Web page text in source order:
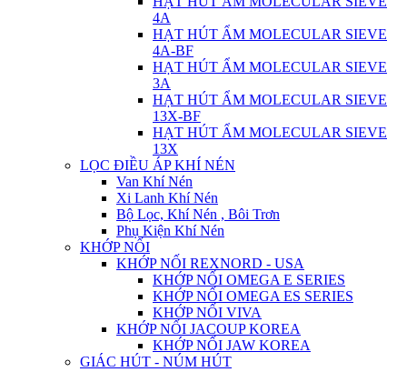
4A
HẠT HÚT ẨM MOLECULAR SIEVE
4A-BF
HẠT HÚT ẨM MOLECULAR SIEVE
3A
HẠT HÚT ẨM MOLECULAR SIEVE
13X-BF
HẠT HÚT ẨM MOLECULAR SIEVE
13X
LỌC ĐIỀU ÁP KHÍ NÉN
Van Khí Nén
Xi Lanh Khí Nén
Bộ Lọc, Khí Nén , Bôi Trơn
Phụ Kiện Khí Nén
KHỚP NỐI
KHỚP NỐI REXNORD - USA
KHỚP NỐI OMEGA E SERIES
KHỚP NỐI OMEGA ES SERIES
KHỚP NỐI VIVA
KHỚP NỐI JACOUP KOREA
KHỚP NỐI JAW KOREA
GIÁC HÚT - NÚM HÚT